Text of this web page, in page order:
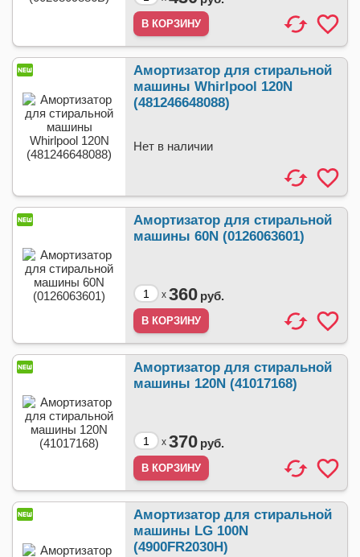
Амортизатор для стиральной
машины Whirlpool 120N
(481246648088)
Нет в наличии
Амортизатор для стиральной
машины 60N (0126063601)
x 360 руб.
Амортизатор для стиральной
машины 120N (41017168)
x 370 руб.
Амортизатор для стиральной
машины LG 100N
(4900FR2030H)